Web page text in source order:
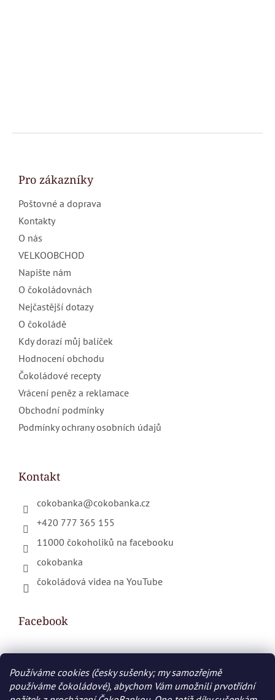
Používáme cookies (česky sušenky; my samozřejmě
používáme čokoládové), abychom Vám umožnili prvotřídní
Z
Pro zákazníky
Poštovné a doprava
Kontakty
O nás
VELKOOBCHOD
Napište nám
O čokoládovnách
Nejčastější dotazy
O čokoládě
Kdy dorazí můj balíček
Hodnocení obchodu
Čokoládové recepty
Vrácení peněz a reklamace
Obchodní podmínky
Podmínky ochrany osobních údajů
Kontakt
cokobanka@cokobanka.cz
+420 777 365 155
11000 čokoholiků na facebooku
cokobanka
čokoládová videa na YouTube
Facebook
Nákupní košík